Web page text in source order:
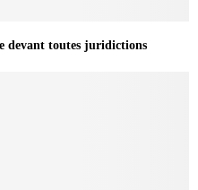
devant toutes juridictions